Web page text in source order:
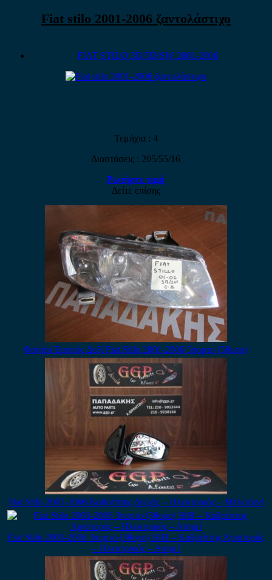
Fiat stilo 2001-2006 ζαντολάστιχο
FIAT STILO 3D/5D/SW 2001-2006
Τεμάχια : 4
Διαστάσεις : 205/55/16
Ρωτήστε τιμή
Δείτε επίσης
Φανάρι Εμπρός Δεξί Fiat Stilo 2001-2006 5πορτο (5θυρο)
Fiat Stilo 2001-2006 Καθρέπτης Δεξιός – Ηλεκτρικός – Μελιτζανί
Fiat Stilo 2001-2006 3πορτο (3θυρο) H/B – Καθρέπτης Αριστερός
– Ηλεκτρικός – Ασημί